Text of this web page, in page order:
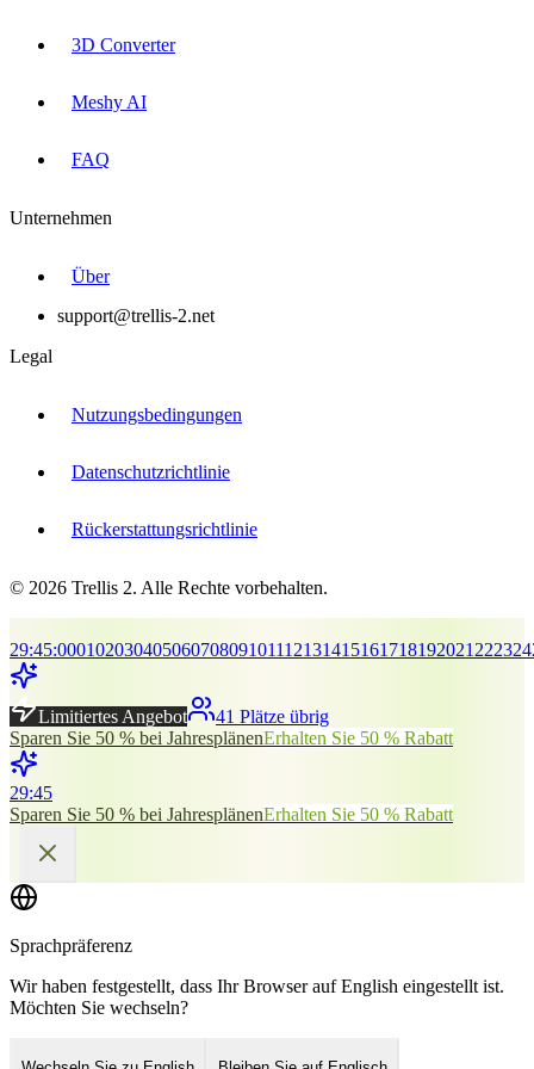
3D Converter
Meshy AI
FAQ
Unternehmen
Über
support@trellis-2.net
Legal
Nutzungsbedingungen
Datenschutzrichtlinie
Rückerstattungsrichtlinie
© 2026 Trellis 2. Alle Rechte vorbehalten.
29:45:00010203040506070809101112131415161718192021222324
Limitiertes Angebot
41 Plätze übrig
Sparen Sie 50 % bei JahresplänenErhalten Sie 50 % Rabatt
29:45
Sparen Sie 50 % bei JahresplänenErhalten Sie 50 % Rabatt
Sprachpräferenz
Wir haben festgestellt, dass Ihr Browser auf English eingestellt ist.
Möchten Sie wechseln?